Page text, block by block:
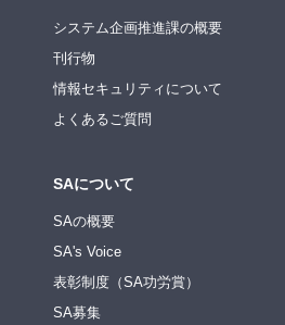
システム企画推進課の概要
刊行物
情報セキュリティについて
よくあるご質問
SAについて
SAの概要
SA's Voice
表彰制度（SA功労賞）
SA募集